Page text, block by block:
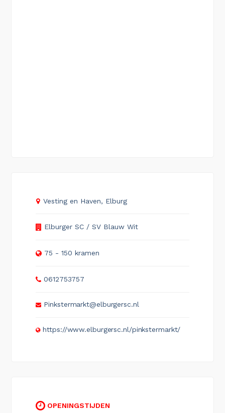
Vesting en Haven, Elburg
Elburger SC / SV Blauw Wit
75 - 150 kramen
0612753757
Pinkstermarkt@elburgersc.nl
https://www.elburgersc.nl/pinkstermarkt/
OPENINGSTIJDEN